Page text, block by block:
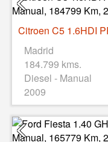
Madrid
184.799 kms.
Diesel - Manual
2009